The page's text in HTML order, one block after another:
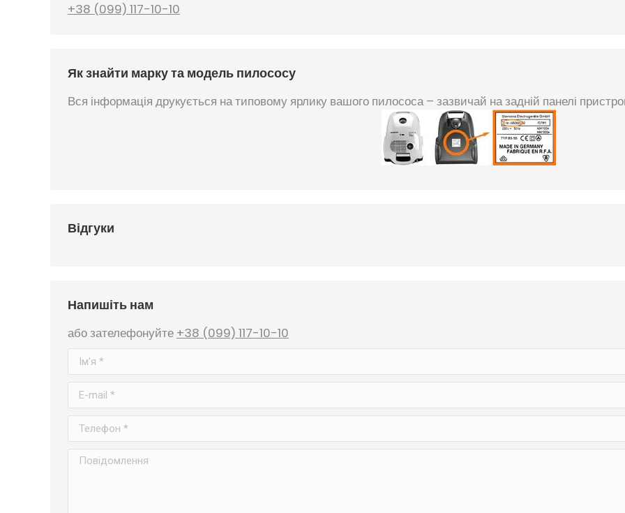
+38 (099) 117-10-10
Як знайти марку та модель пилососу
Вся інформація друкується на типовому ярлику вашого пилососа – зазвичай на задній панелі
Відгуки
Напишіть нам
або зателефонуйте +38 (099) 117-10-10
Ім'я *
E-mail *
Телефон *
Повідомлення